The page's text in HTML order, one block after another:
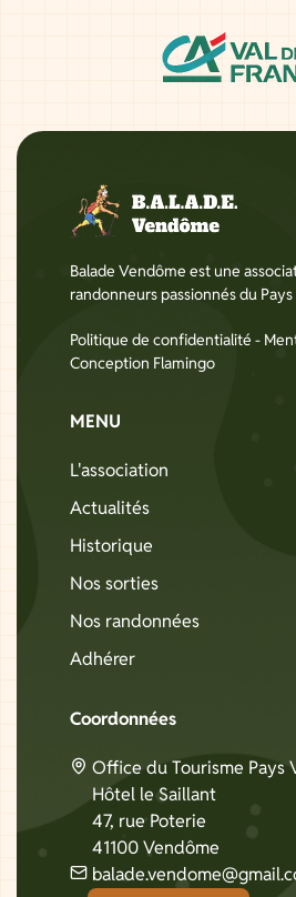
Balade Vendôme est une
randonneurs passionnés du
Politique de confidentialité -
Conception Flamingo
MENU
L'association
Actualités
Historique
Nos sorties
Nos randonnées
Adhérer
Coordonnées
Office du Tourisme Pays
Hôtel le Saillant
47, rue Poterie
41100 Vendôme